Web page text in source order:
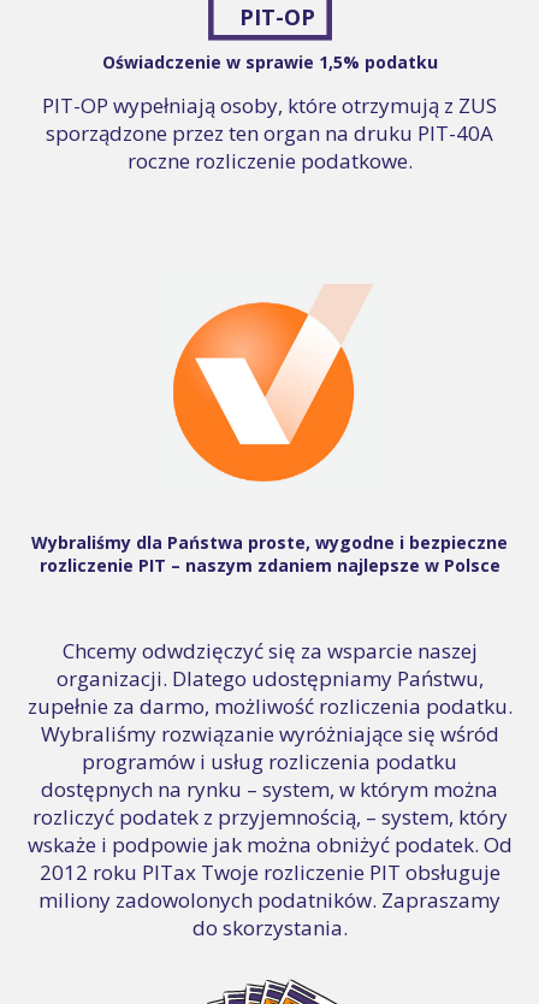
PIT-OP
Oświadczenie w sprawie 1,5% podatku
PIT-OP wypełniają osoby, które otrzymują z ZUS
sporządzone przez ten organ na druku PIT-40A
roczne rozliczenie podatkowe.
Wybraliśmy dla Państwa proste, wygodne i bezpieczne
rozliczenie PIT – naszym zdaniem najlepsze w Polsce
Chcemy odwdzięczyć się za wsparcie naszej
organizacji. Dlatego udostępniamy Państwu,
zupełnie za darmo, możliwość rozliczenia podatku.
Wybraliśmy rozwiązanie wyróżniające się wśród
programów i usług rozliczenia podatku
dostępnych na rynku – system, w którym można
rozliczyć podatek z przyjemnością, – system, który
wskaże i podpowie jak można obniżyć podatek. Od
2012 roku PITax Twoje rozliczenie PIT obsługuje
miliony zadowolonych podatników. Zapraszamy
do skorzystania.